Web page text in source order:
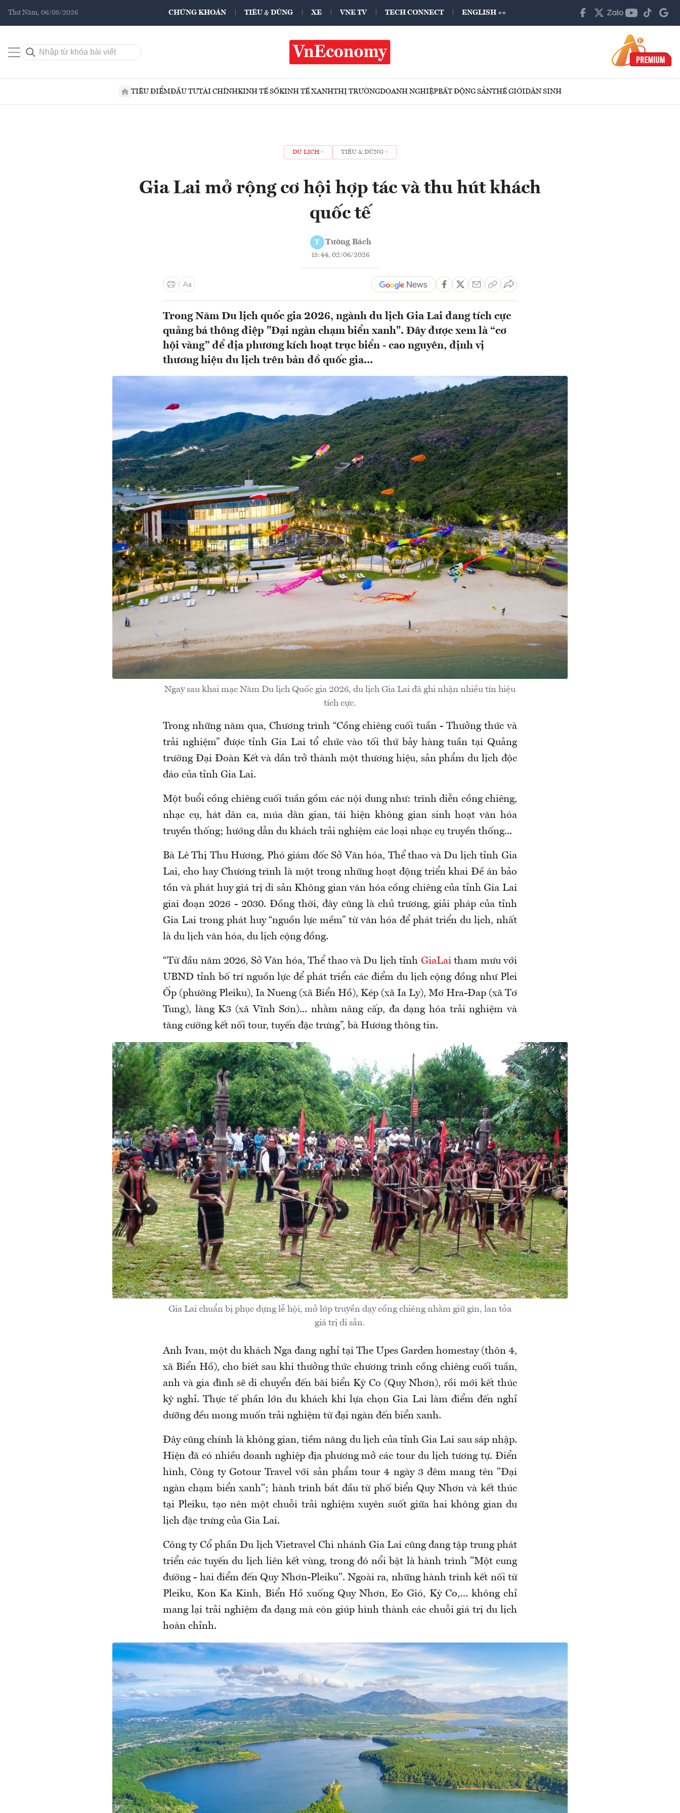
Thứ Năm, 06/08/2026 CHỨNG KHOÁN TIÊU & DÙNG XE VNE TV TECH CONNECT ENGLISH ++
TIÊU ĐIỂMĐẦU TƯTÀI CHÍNHKINH TẾ SỐKINH TẾ XANHTHỊ TRƯỜNGDOANH NGHIỆPBẤT ĐỘNG SẢNTHẾ GIỚIDÂN SINH
DU LỊCH TIÊU & DÙNG
Gia Lai mở rộng cơ hội hợp tác và thu hút khách
quốc tế
T Tường Bách
15:44, 02/06/2026
Trong Năm Du lịch quốc gia 2026, ngành du lịch Gia Lai đang tích cực
quảng bá thông điệp "Đại ngàn chạm biển xanh". Đây được xem là “cơ
hội vàng” để địa phương kích hoạt trục biển - cao nguyên, định vị
thương hiệu du lịch trên bản đồ quốc gia...
Ngay sau khai mạc Năm Du lịch Quốc gia 2026, du lịch Gia Lai đã ghi nhận nhiều tín hiệu
tích cực.
Trong những năm qua, Chương trình “Cồng chiêng cuối tuần - Thưởng thức và
trải nghiệm” được tỉnh Gia Lai tổ chức vào tối thứ bảy hàng tuần tại Quảng
trường Đại Đoàn Kết và dần trở thành một thương hiệu, sản phẩm du lịch độc
đáo của tỉnh Gia Lai.
Một buổi cồng chiêng cuối tuần gồm các nội dung như: trình diễn cồng chiêng,
nhạc cụ, hát dân ca, múa dân gian, tái hiện không gian sinh hoạt văn hóa
truyền thống; hướng dẫn du khách trải nghiệm các loại nhạc cụ truyền thống...
Bà Lê Thị Thu Hương, Phó giám đốc Sở Văn hóa, Thể thao và Du lịch tỉnh Gia
Lai, cho hay Chương trình là một trong những hoạt động triển khai Đề án bảo
tồn và phát huy giá trị di sản Không gian văn hóa cồng chiêng của tỉnh Gia Lai
giai đoạn 2026 - 2030. Đồng thời, đây cũng là chủ trương, giải pháp của tỉnh
Gia Lai trong phát huy “nguồn lực mềm” từ văn hóa để phát triển du lịch, nhất
là du lịch văn hóa, du lịch cộng đồng.
“Từ đầu năm 2026, Sở Văn hóa, Thể thao và Du lịch tỉnh GiaLaitham mưu với
UBND tỉnh bố trí nguồn lực để phát triển các điểm du lịch cộng đồng như Plei
Ốp (phường Pleiku), Ia Nueng (xã Biển Hồ), Kép (xã Ia Ly), Mơ Hra-Đap (xã Tơ
Tung), làng K3 (xã Vĩnh Sơn)... nhằm nâng cấp, đa dạng hóa trải nghiệm và
tăng cường kết nối tour, tuyến đặc trưng”, bà Hương thông tin.
Gia Lai chuẩn bị phục dựng lễ hội, mở lớp truyền dạy cồng chiêng nhằm giữ gìn, lan tỏa
giá trị di sản.
Anh Ivan, một du khách Nga đang nghỉ tại The Upes Garden homestay (thôn 4,
xã Biển Hồ), cho biết sau khi thưởng thức chương trình cồng chiêng cuối tuần,
anh và gia đình sẽ di chuyển đến bãi biển Kỳ Co (Quy Nhơn), rồi mới kết thúc
kỳ nghỉ. Thực tế phần lớn du khách khi lựa chọn Gia Lai làm điểm đến nghỉ
dưỡng đều mong muốn trải nghiệm từ đại ngàn đến biển xanh.
Đây cũng chính là không gian, tiềm năng du lịch của tỉnh Gia Lai sau sáp nhập.
Hiện đã có nhiều doanh nghiệp địa phương mở các tour du lịch tương tự. Điển
hình, Công ty Gotour Travel với sản phẩm tour 4 ngày 3 đêm mang tên "Đại
ngàn chạm biển xanh"; hành trình bắt đầu từ phố biển Quy Nhơn và kết thúc
tại Pleiku, tạo nên một chuỗi trải nghiệm xuyên suốt giữa hai không gian du
lịch đặc trưng của Gia Lai.
Công ty Cổ phần Du lịch Vietravel Chi nhánh Gia Lai cũng đang tập trung phát
triển các tuyến du lịch liên kết vùng, trong đó nổi bật là hành trình "Một cung
đường - hai điểm đến Quy Nhơn-Pleiku". Ngoài ra, những hành trình kết nối từ
Pleiku, Kon Ka Kinh, Biển Hồ xuống Quy Nhơn, Eo Gió, Kỳ Co,… không chỉ
mang lại trải nghiệm đa dạng mà còn giúp hình thành các chuỗi giá trị du lịch
hoàn chỉnh.